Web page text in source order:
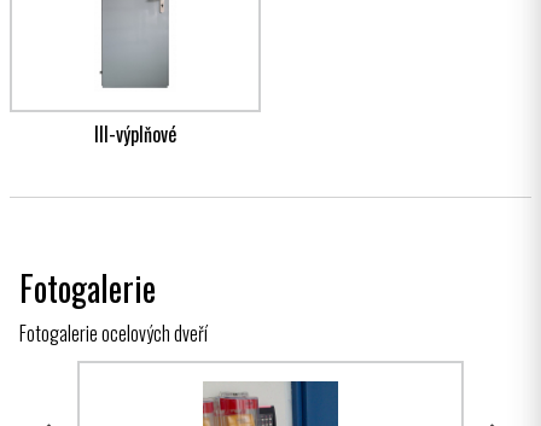
III-výplňové
Fotogalerie
Fotogalerie ocelových dveří